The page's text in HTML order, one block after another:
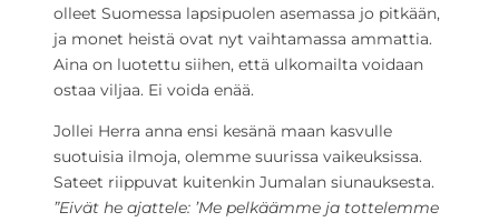
olleet Suomessa lapsipuolen asemassa jo pitkään,
ja monet heistä ovat nyt vaihtamassa ammattia.
Aina on luotettu siihen, että ulkomailta voidaan
ostaa viljaa. Ei voida enää.
Jollei Herra anna ensi kesänä maan kasvulle
suotuisia ilmoja, olemme suurissa vaikeuksissa.
Sateet riippuvat kuitenkin Jumalan siunauksesta.
”Eivät he ajattele: ’Me pelkäämme ja tottelemme